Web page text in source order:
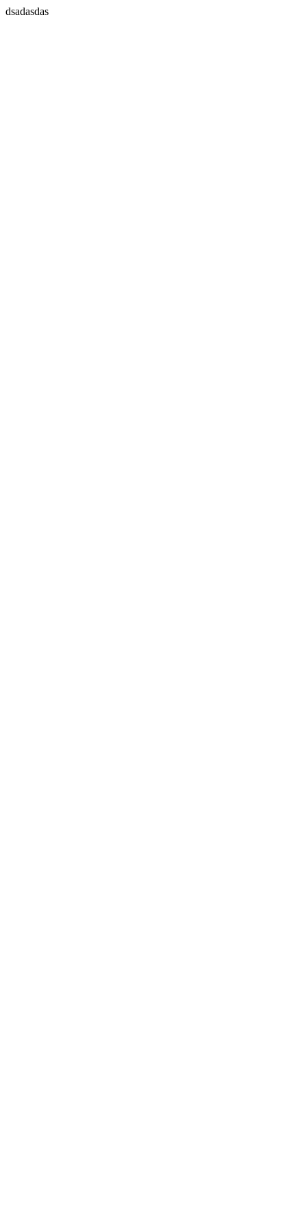
dsadasdas